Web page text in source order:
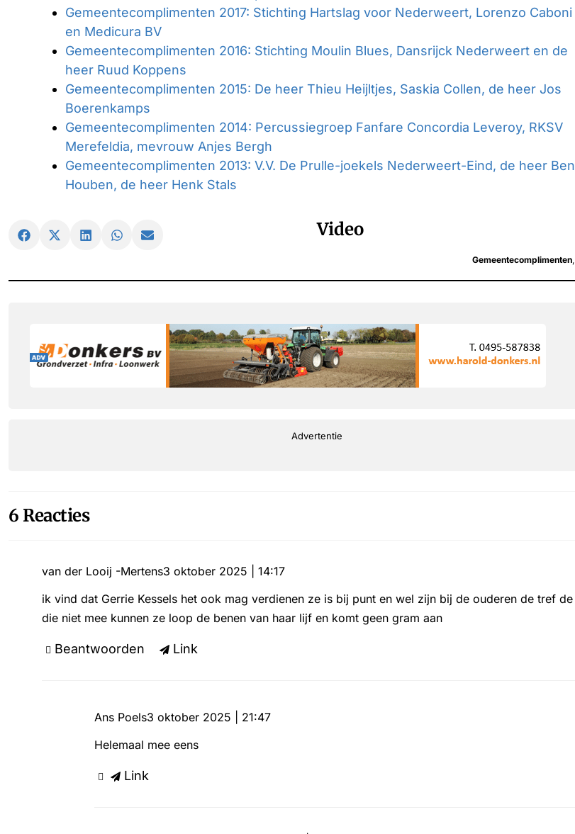
Gemeentecomplimenten 2017: Stichting Hartslag voor Nederweert, Lorenzo Caboni
en Medicura BV
Gemeentecomplimenten 2016: Stichting Moulin Blues, Dansrijck Nederweert en de
heer Ruud Koppens
Gemeentecomplimenten 2015: De heer Thieu Heijltjes, Saskia Collen, de heer Jos
Boerenkamps
Gemeentecomplimenten 2014: Percussiegroep Fanfare Concordia Leveroy, RKSV
Merefeldia, mevrouw Anjes Bergh
Gemeentecomplimenten 2013: V.V. De Prulle-joekels Nederweert-Eind, de heer Ben
Houben, de heer Henk Stals
Video
Gemeentecomplimenten,
Advertentie
6 Reacties
van der Looij -Mertens3 oktober 2025 | 14:17
ik vind dat Gerrie Kessels het ook mag verdienen ze is bij punt en wel zijn bij de ouderen de tref
die niet mee kunnen ze loop de benen van haar lijf en komt geen gram aan
Beantwoorden Link
Ans Poels3 oktober 2025 | 21:47
Helemaal mee eens
Link